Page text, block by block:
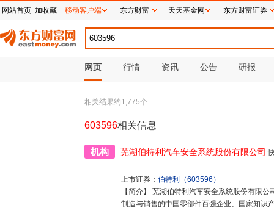
网页 行情 资讯 公告 研报
相关结果约1,775个
603596相关信息
机构 芜湖伯特利汽车安全系统股份有限公司
上市证券： 伯特利 （603596 ）
【简介】
制造与销售的中国零部件百强企业、国家知识
网站首页 加收藏 移动客户端 东方财富 天天基金网 东方财富证券